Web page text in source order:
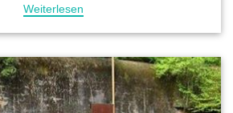
Weiterlesen